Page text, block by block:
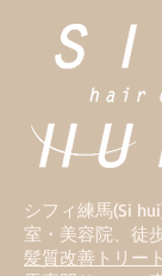
シフィ練馬(Si hui)
室・美容院、徒
髪質改善トリー